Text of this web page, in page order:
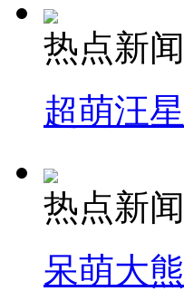
热点新闻
超萌汪
热点新闻
呆萌大